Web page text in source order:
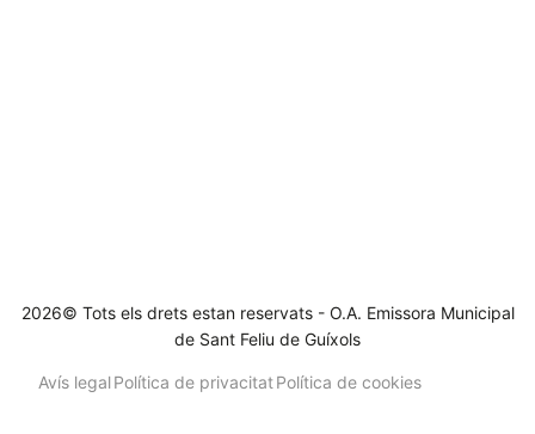
2026© Tots els drets estan reservats - O.A. Emissora Municipal
de Sant Feliu de Guíxols
Avís legalPolítica de privacitatPolítica de cookies